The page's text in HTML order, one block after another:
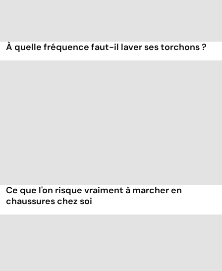
À quelle fréquence faut-il laver ses torchons ?
Ce que l'on risque vraiment à marcher en
chaussures chez soi